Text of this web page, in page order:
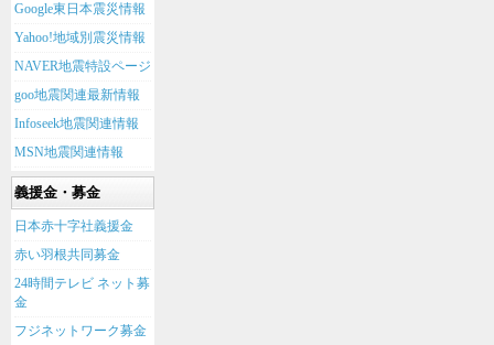
Google東日本震災情報
Yahoo!地域別震災情報
NAVER地震特設ページ
goo地震関連最新情報
Infoseek地震関連情報
MSN地震関連情報
義援金・募金
日本赤十字社義援金
赤い羽根共同募金
24時間テレビ ネット募
金
フジネットワーク募金